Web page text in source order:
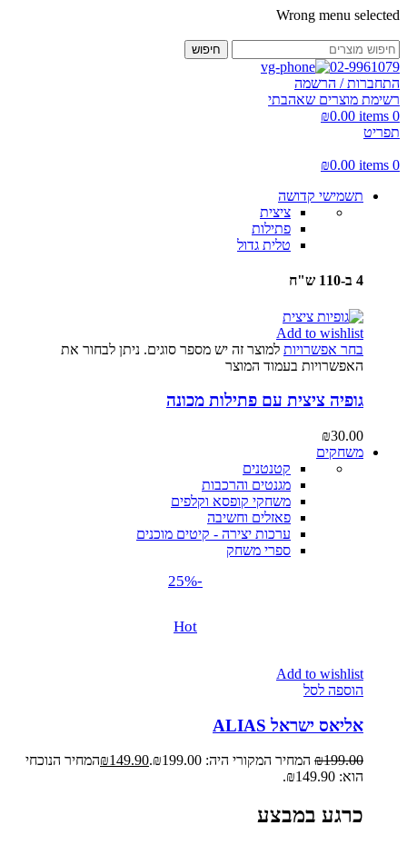
Wrong menu selected
חיפוש
02-9961079
התחברות / הרשמה
רשימת מוצרים שאהבתי
0
items
₪0.00
תפריט
0
items
₪0.00
תשמישי קדושה
ציצית
פתילות
טלית גדול
4 ב-110 ש"ח
Add to wishlist
בחר אפשרויות למוצר זה יש מספר סוגים. ניתן לבחור את
האפשרויות בעמוד המוצר
גופיה ציצית עם פתילות מכונה
₪30.00
משחקים
קטנטנים
מגנטים והרכבות
משחקי קופסא וקלפים
פאזלים וחשיבה
ערכות יצירה - קיטים מוכנים
ספרי משחק
-25%
Hot
Add to wishlist
הוספה לסל
אליאס ישראל ALIAS
₪199.00 המחיר המקורי היה: ₪199.00. ₪149.90
המחיר הנוכחי
הוא: ₪149.90.
כרגע במבצע